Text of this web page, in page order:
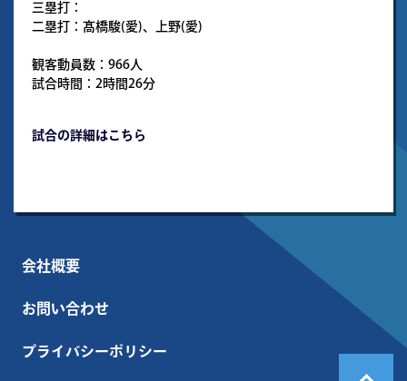
三塁打：
二塁打：髙橋駿(愛)、上野(愛)
観客動員数：966人
試合時間：2時間26分
試合の詳細はこちら
会社概要
お問い合わせ
プライバシーポリシー